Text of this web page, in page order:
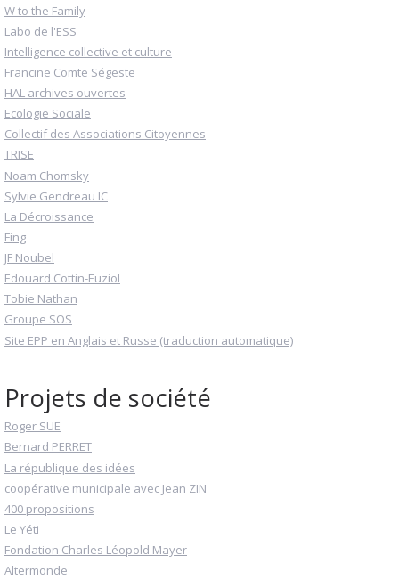
W to the Family
Labo de l'ESS
Intelligence collective et culture
Francine Comte Ségeste
HAL archives ouvertes
Ecologie Sociale
Collectif des Associations Citoyennes
TRISE
Noam Chomsky
Sylvie Gendreau IC
La Décroissance
Fing
JF Noubel
Edouard Cottin-Euziol
Tobie Nathan
Groupe SOS
Site EPP en Anglais et Russe (traduction automatique)
Projets de société
Roger SUE
Bernard PERRET
La république des idées
coopérative municipale avec Jean ZIN
400 propositions
Le Yéti
Fondation Charles Léopold Mayer
Altermonde